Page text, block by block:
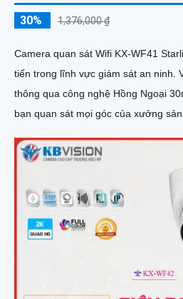
30% 1,376,000 ₫
Camera quan sát Wifi KX-WF41
tiến trong lĩnh vực giám sát an ninh. Với khả năng xem ban đêm
thông qua công nghệ Hồng Ngoại
bạn quan sát mọi góc của xưởng